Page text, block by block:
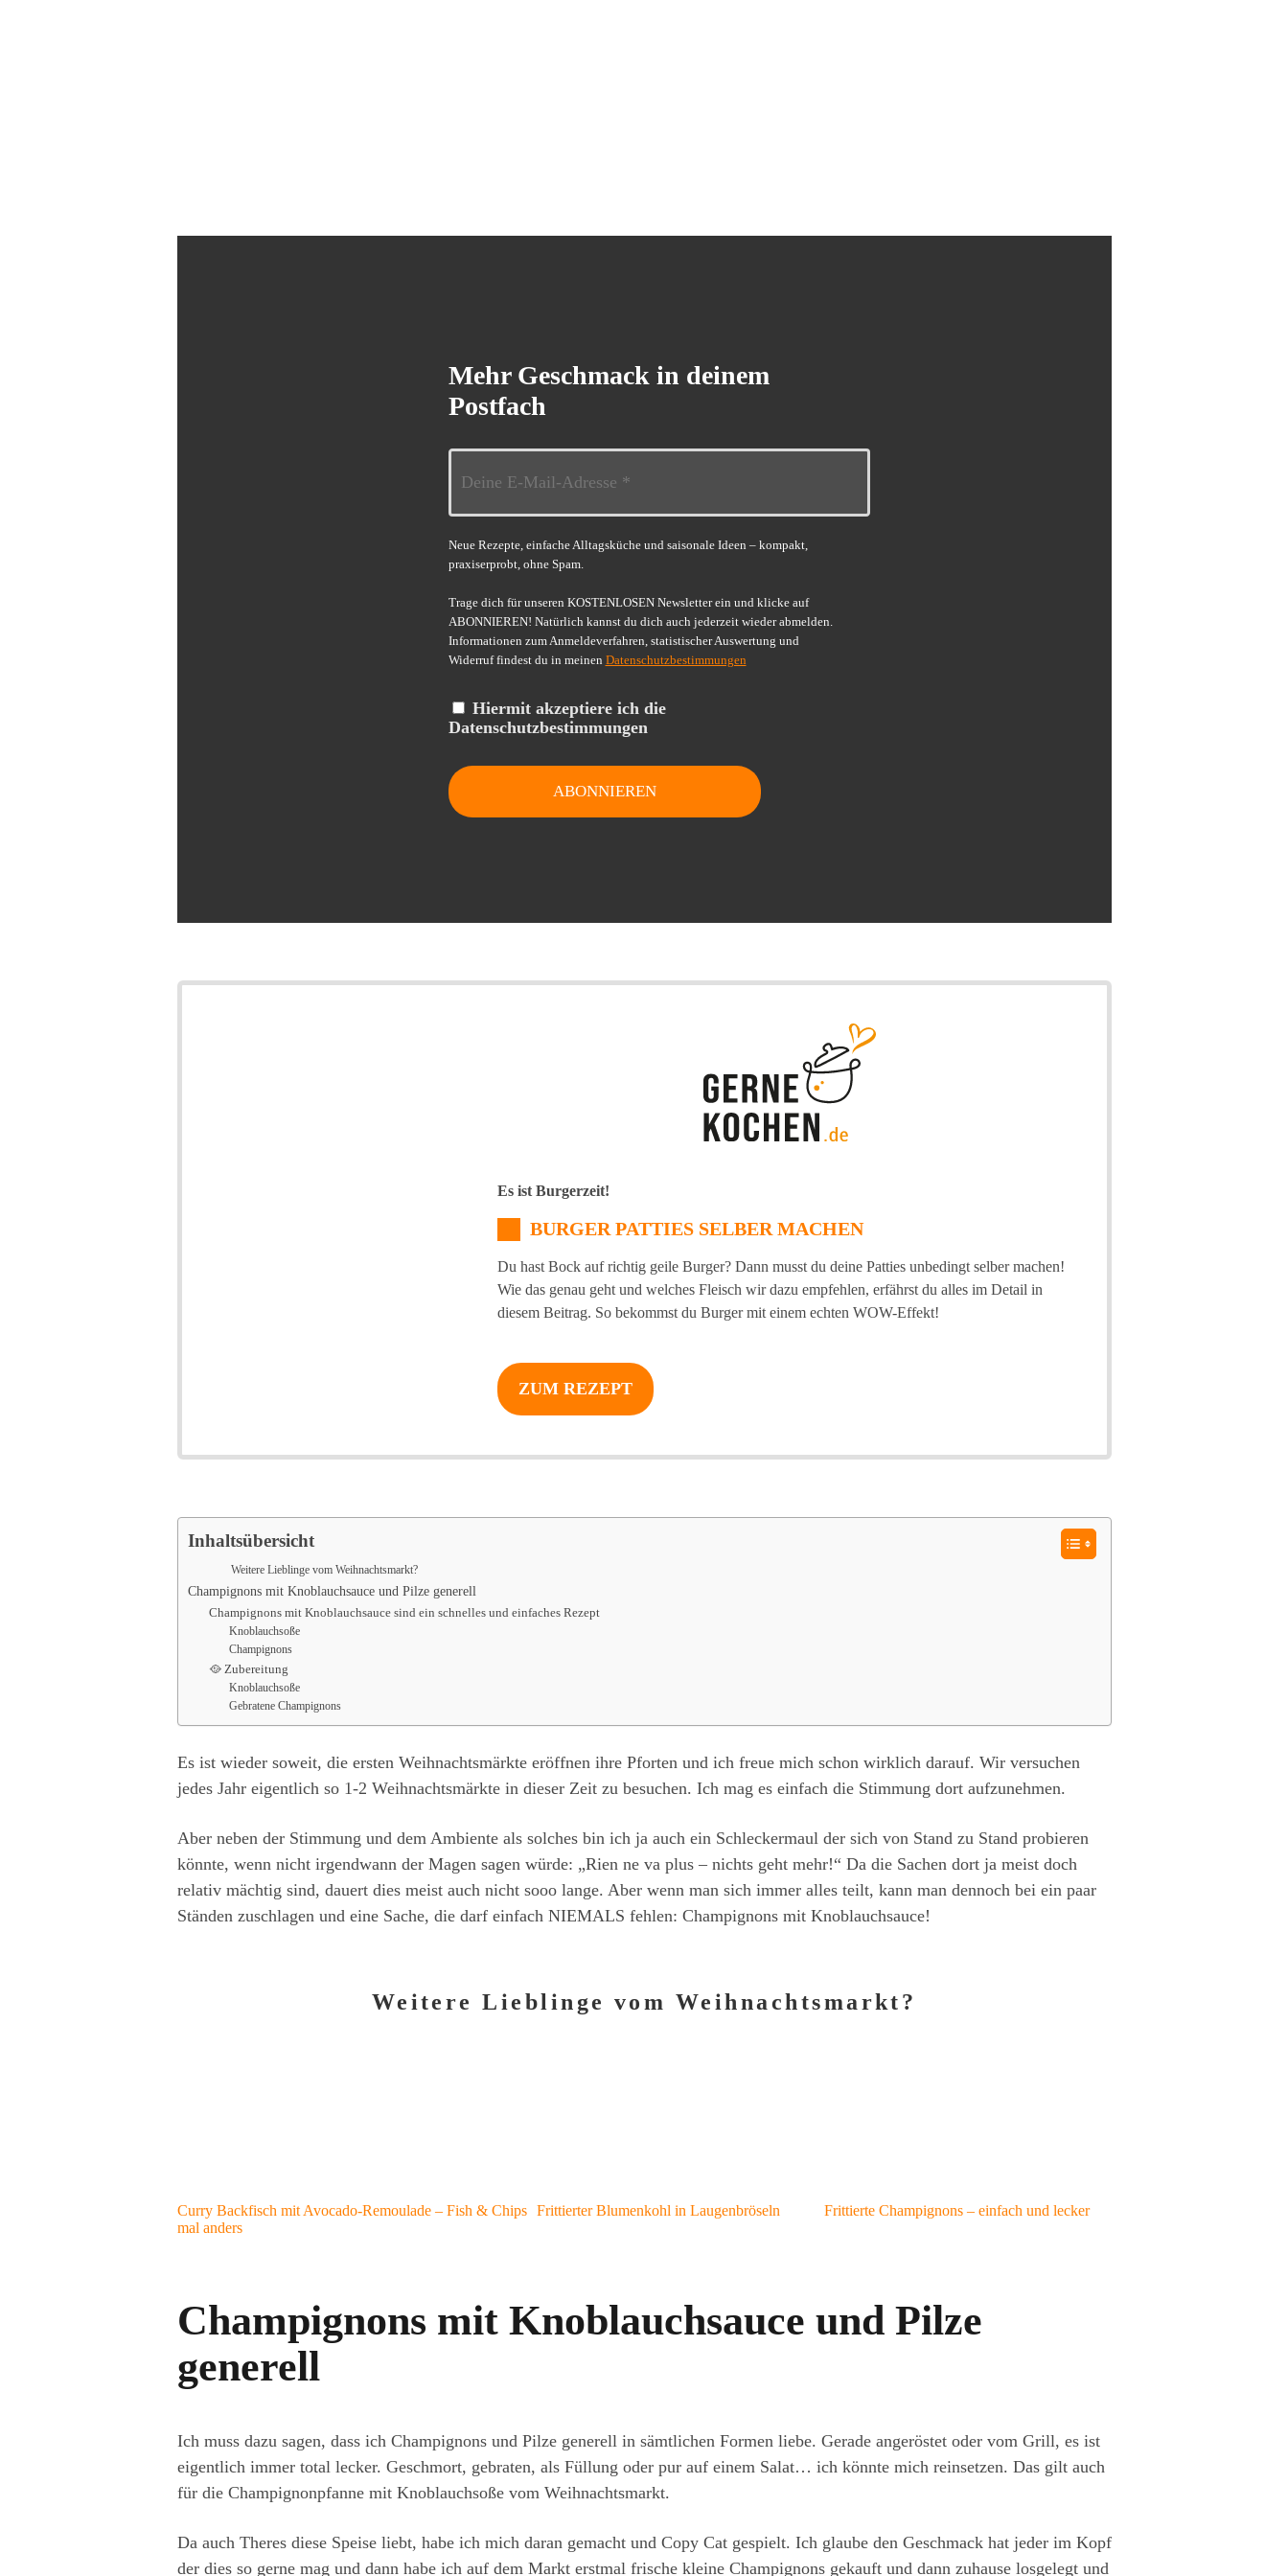
Mehr Geschmack in deinem
Postfach
Neue Rezepte, einfache Alltagsküche und saisonale Ideen – kompakt,
praxiserprobt, ohne Spam.
Trage dich für unseren KOSTENLOSEN Newsletter ein und klicke auf
ABONNIEREN! Natürlich kannst du dich auch jederzeit wieder abmelden.
Informationen zum Anmeldeverfahren, statistischer Auswertung und
Widerruf findest du in meinen Datenschutzbestimmungen
Hiermit akzeptiere ich die
Datenschutzbestimmungen
Es ist Burgerzeit!
BURGER PATTIES SELBER MACHEN
Du hast Bock auf richtig geile Burger? Dann musst du deine Patties unbedingt selber machen!
Wie das genau geht und welches Fleisch wir dazu empfehlen, erfährst du alles im Detail in
diesem Beitrag. So bekommst du Burger mit einem echten WOW-Effekt!
ZUM REZEPT
Inhaltsübersicht
Weitere Lieblinge vom Weihnachtsmarkt?
Champignons mit Knoblauchsauce und Pilze generell
Champignons mit Knoblauchsauce sind ein schnelles und einfaches Rezept
Knoblauchsoße
Champignons
🥘 Zubereitung
Knoblauchsoße
Gebratene Champignons
Es ist wieder soweit, die ersten Weihnachtsmärkte eröffnen ihre Pforten und ich freue mich schon wirklich darauf. Wir versuchen
jedes Jahr eigentlich so 1-2 Weihnachtsmärkte in dieser Zeit zu besuchen. Ich mag es einfach die Stimmung dort aufzunehmen.
Aber neben der Stimmung und dem Ambiente als solches bin ich ja auch ein Schleckermaul der sich von Stand zu Stand probieren
könnte, wenn nicht irgendwann der Magen sagen würde: „Rien ne va plus – nichts geht mehr!“ Da die Sachen dort ja meist doch
relativ mächtig sind, dauert dies meist auch nicht sooo lange. Aber wenn man sich immer alles teilt, kann man dennoch bei ein paar
Ständen zuschlagen und eine Sache, die darf einfach NIEMALS fehlen: Champignons mit Knoblauchsauce!
Weitere Lieblinge vom Weihnachtsmarkt?
Curry Backfisch mit Avocado-Remoulade – Fish & Chips
mal anders
Frittierter Blumenkohl in Laugenbröseln Frittierte Champignons – einfach und lecker
Champignons mit Knoblauchsauce und Pilze
generell
Ich muss dazu sagen, dass ich Champignons und Pilze generell in sämtlichen Formen liebe. Gerade angeröstet oder vom Grill, es ist
eigentlich immer total lecker. Geschmort, gebraten, als Füllung oder pur auf einem Salat… ich könnte mich reinsetzen. Das gilt auch
für die Champignonpfanne mit Knoblauchsoße vom Weihnachtsmarkt.
Da auch Theres diese Speise liebt, habe ich mich daran gemacht und Copy Cat gespielt. Ich glaube den Geschmack hat jeder im Kopf
der dies so gerne mag und dann habe ich auf dem Markt erstmal frische kleine Champignons gekauft und dann zuhause losgelegt und